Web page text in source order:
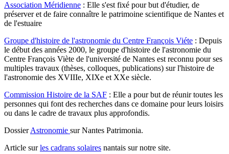
Association Méridienne : Elle s'est fixé pour but d'étudier, de
préserver et de faire connaître le patrimoine scientifique de Nantes et
de l'estuaire
Groupe d'histoire de l'astronomie du Centre François Viéte : Depuis
le début des années 2000, le groupe d'histoire de l'astronomie du
Centre François Viète de l'université de Nantes est reconnu pour ses
multiples travaux (thèses, colloques, publications) sur l'histoire de
l'astronomie des XVIIIe, XIXe et XXe siècle.
Commission Histoire de la SAF : Elle a pour but de réunir toutes les
personnes qui font des recherches dans ce domaine pour leurs loisirs
ou dans le cadre de travaux plus approfondis.
DossierAstronomie sur Nantes Patrimonia.
Article surles cadrans solaires nantais sur notre site.